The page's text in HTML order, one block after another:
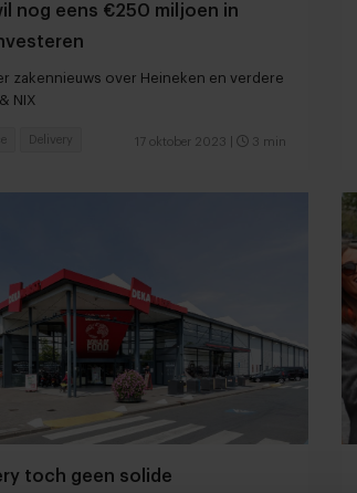
nog eens €250 miljoen in
zakennieuws over Heineken en verdere
NIX
17 oktober 2023 3 min
Delivery
toch geen solide